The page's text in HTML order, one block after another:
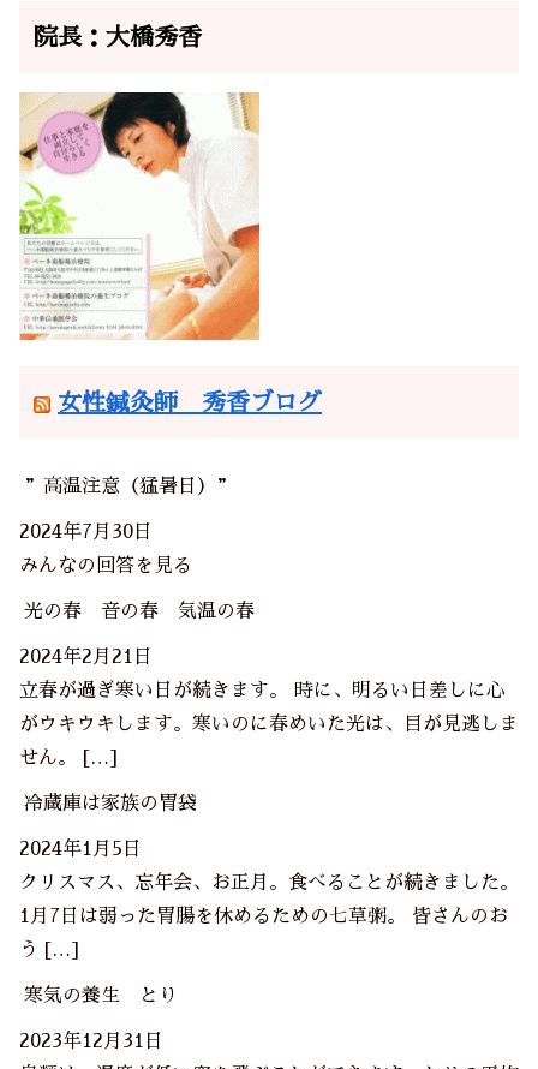
院長：大橋秀香
女性鍼灸師 秀香ブログ
”高温注意（猛暑日）”
2024年7月30日
みんなの回答を見る
光の春 音の春 気温の春
2024年2月21日
立春が過ぎ寒い日が続きます。 時に、明るい日差しに心
がウキウキします。寒いのに春めいた光は、目が見逃しま
せん。 […]
冷蔵庫は家族の胃袋
2024年1月5日
クリスマス、忘年会、お正月。食べることが続きました。
1月7日は弱った胃腸を休めるための七草粥。 皆さんのお
う […]
寒気の養生 とり
2023年12月31日